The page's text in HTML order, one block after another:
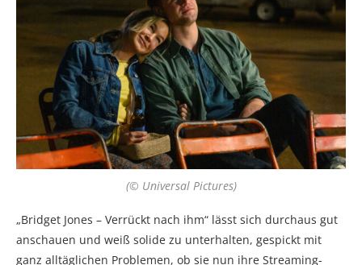
(© Universal Pictures)
„Bridget Jones – Verrückt nach ihm“ lässt sich durchaus gut
anschauen und weiß solide zu unterhalten, gespickt mit
ganz alltäglichen Problemen, ob sie nun ihre Streaming-